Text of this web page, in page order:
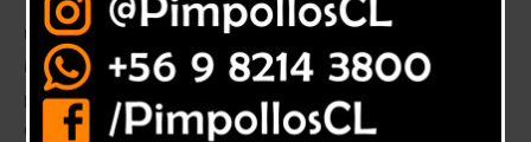
Un total de cinco personas detenidas por el delito de quema agrícola
ilegal fue el resultado de los operativos realizados de manera conjunta
por personal de CONAF, SAG y la Sección OS5 Forestal y Ecológica de la
Quinta Zona de Carabineros en Aconcagua; según lo destacó el